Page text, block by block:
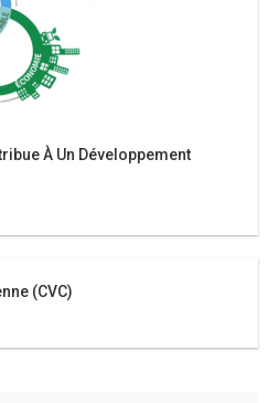
À Un Développement
(CVC)